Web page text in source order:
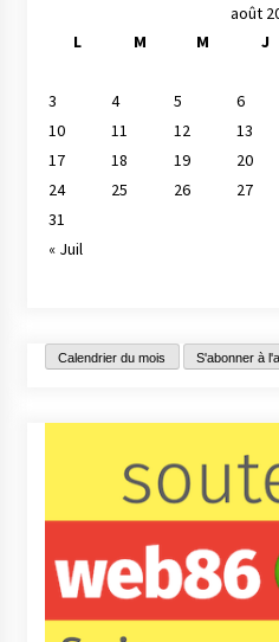
août
L
M M J
3
4 5 6
10
11 12 13
17
18 19 20
24
25 26 27
31
« Juil
Calendrier du mois S'abonner à